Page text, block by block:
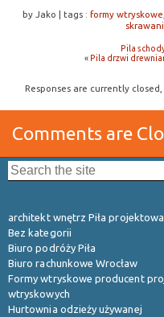
by Jako | tags : formy wtryskowe
Pila
« Pila drzwi
Responses are currently
Comments are
architekt wnętrz Piła
Bez kategorii
Biuro podróży Piła
Biuro rachunkowe Wrocław
Formy wtryskowe producent
wtryskowych
Hurtownia odzieży używanej